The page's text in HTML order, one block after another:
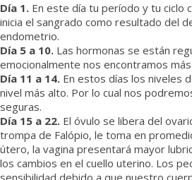
Día 1. En este día tu período y tu ciclo
inicia el sangrado como resultado del
endometrio.
Día 5 a 10. Las hormonas se están
emocionalmente nos encontramos
Día 11 a 14. En estos días los niveles
nivel más alto. Por lo cual nos
seguras.
Día 15 a 22. El óvulo se libera del
trompa de Falópio, le toma en
útero, la vagina presentará mayor
los cambios en el cuello uterino. Los